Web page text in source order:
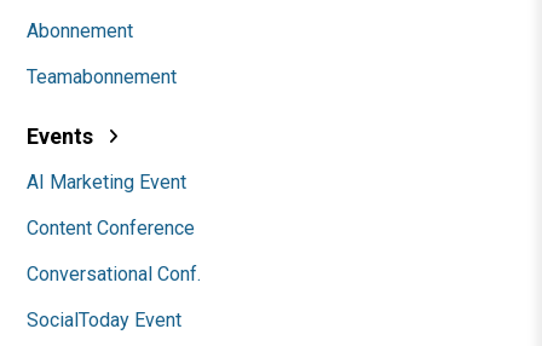
Abonnement
Teamabonnement
Events
AI Marketing Event
Content Conference
Conversational Conf.
SocialToday Event